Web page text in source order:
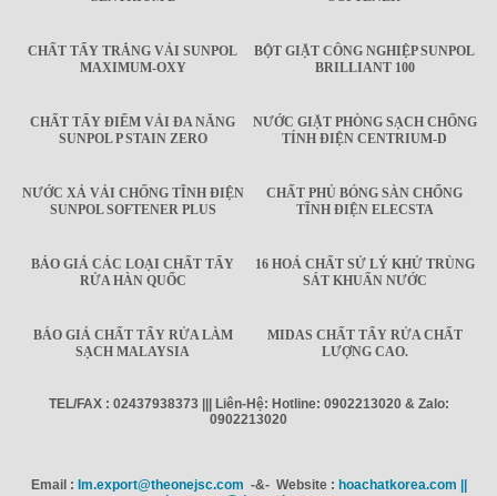
CHẤT TẨY TRẮNG VẢI SUNPOL
MAXIMUM-OXY
BỘT GIẶT CÔNG NGHIỆP SUNPOL
BRILLIANT 100
CHẤT TẨY ĐIỂM VẢI ĐA NĂNG
SUNPOL P STAIN ZERO
NƯỚC GIẶT PHÒNG SẠCH CHỐNG
TÍNH ĐIỆN CENTRIUM-D
NƯỚC XẢ VẢI CHỐNG TĨNH ĐIỆN
SUNPOL SOFTENER PLUS
CHẤT PHỦ BÓNG SÀN CHỐNG
TĨNH ĐIỆN ELECSTA
BÁO GIÁ CÁC LOẠI CHẤT TẨY
RỬA HÀN QUỐC
16 HOÁ CHẤT SỬ LÝ KHỬ TRÙNG
SÁT KHUẨN NƯỚC
BÁO GIÁ CHẤT TẨY RỬA LÀM
SẠCH MALAYSIA
MIDAS CHẤT TẨY RỬA CHẤT
LƯỢNG CAO.
TEL/FAX : 02437938373 ||| Liên-Hệ: Hotline: 0902213020 & Zalo:
0902213020
Email : Im.export@theonejsc.com -&- Website : hoachatkorea.com ||